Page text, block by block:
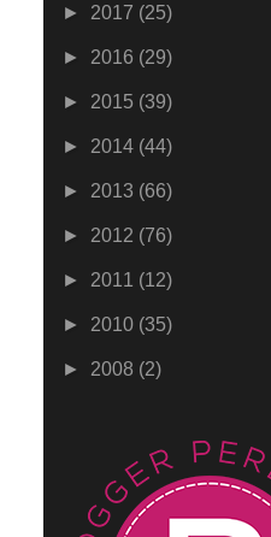
► 2017 (25)
► 2016 (29)
► 2015 (39)
► 2014 (44)
► 2013 (66)
► 2012 (76)
► 2011 (12)
► 2010 (35)
► 2008 (2)